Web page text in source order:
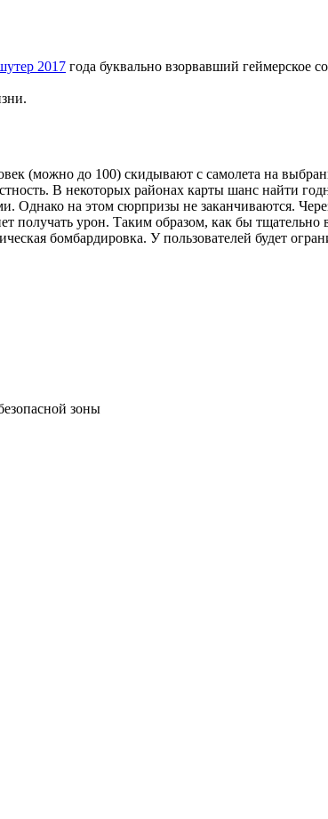
2017 года буквально взорвавший геймерское
(можно до 100) скидывают с самолета на
В некоторых районах карты шанс найти
Однако на этом сюрпризы не заканчиваются.
получать урон. Таким образом, как бы
бомбардировка. У пользователей будет
зоны